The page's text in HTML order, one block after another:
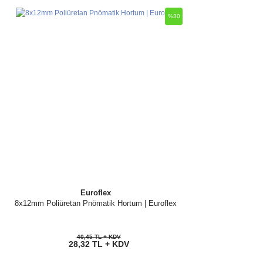
Euroflex
8x12mm Poliüretan Pnömatik Hortum | Euroflex
%30
40,45 TL + KDV
28,32 TL + KDV